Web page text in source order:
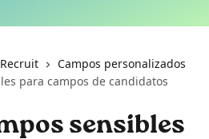
Recruit
Campos personalizados
para campos de candidatos
sensibles